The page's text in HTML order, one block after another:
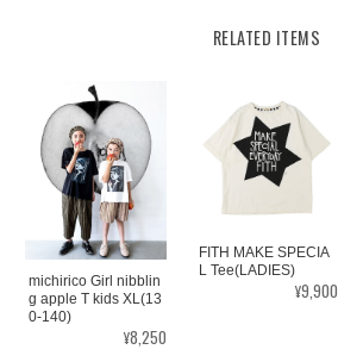
RELATED ITEMS
michirico Girl nibblin
g apple T kids XL(13
0-140)
¥8,250
FITH MAKE SPECIA
L Tee(LADIES)
¥9,900